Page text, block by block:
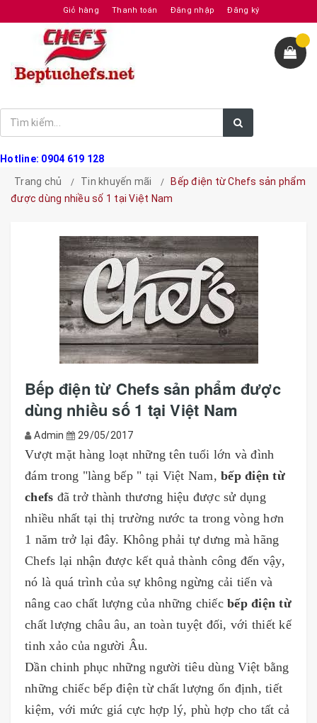
Giỏ hàng Thanh toán Đăng nhập Đăng ký
Hotline: 0904 619 128
Trang chủ
Tin khuyến mãi
Bếp điện từ Chefs sản phẩm
được dùng nhiều số 1 tại Việt Nam
Bếp điện từ Chefs sản phẩm được
dùng nhiều số 1 tại Việt Nam
Admin 29/05/2017
Vượt mặt hàng loạt những tên tuổi lớn và đình
đám trong "làng bếp " tại Việt Nam, bếp điện từ
chefs đã trở thành thương hiệu được sử dụng
nhiều nhất tại thị trường nước ta trong vòng hơn
1 năm trở lại đây. Không phải tự dưng mà hãng
Chefs lại nhận được kết quả thành công đến vậy,
nó là quá trình của sự không ngừng cải tiến và
nâng cao chất lượng của những chiếc bếp điện từ
chất lượng châu âu, an toàn tuyệt đối, với thiết kế
tinh xảo của người Âu.
Dần chinh phục những người tiêu dùng Việt bằng
những chiếc bếp điện từ chất lượng ổn định, tiết
kiệm, với mức giá cực hợp lý, phù hợp cho tất cả